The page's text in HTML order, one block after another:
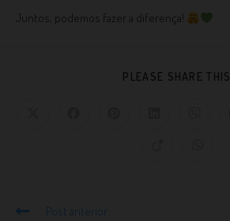
Juntos, podemos fazer a diferença!
PLEASE SHARE THIS
Post anterior